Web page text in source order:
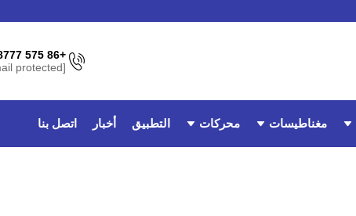
+86 575 8777 3962
[email protected]
مغناطيسات محركات التطبيق أخبار اتصل بنا